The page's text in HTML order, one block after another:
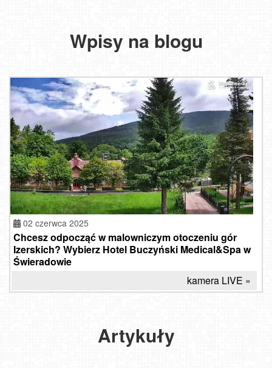
Wpisy na blogu
02 czerwca 2025
Chcesz odpocząć w malowniczym otoczeniu gór
Izerskich? Wybierz Hotel Buczyński Medical&Spa w
Świeradowie
kamera LIVE »
Artykuły